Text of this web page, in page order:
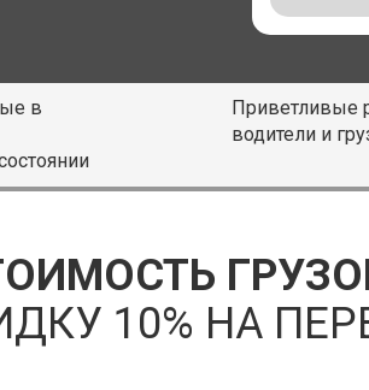
в
Приветливые
водители и
10% НА